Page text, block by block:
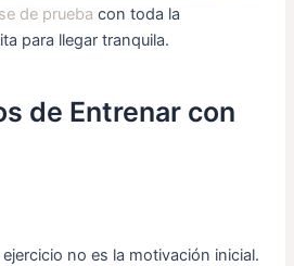
de prueba con toda la
para llegar tranquila.
de Entrenar con
no es la motivación inicial.